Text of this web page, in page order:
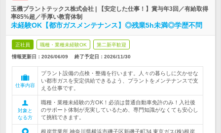
玉機プラントテックス株式会社 | 【安定した仕事！】賞与年3回／有給取得
率85%超／手厚い教育体制
未経験OK【都市ガスメンテナンス】◎残業5h未満◎学歴不問
正社員 職種・業種未経験OK 第二新卒歓迎
情報更新日：2026/06/09 終了予定日： 2026/11/30
仕事内容
プラント設備の点検・整備を行います。人々の暮らしに欠かせな
い都市ガスを安定供給できるよう、プラントをメンテナンスで支
える仕事です。
対象と
なる方
職種・業種未経験の方OK！必須は普通自動車免許のみ！入社後
のサポート体制が充実しているため、専門知識がなくても安心し
て挑戦できます。
根岸営業所 神奈川県横浜市磯子区新磯子町34 東京ガス(株)根岸